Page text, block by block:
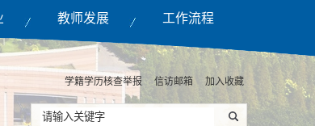
教师发展 工作流程
学籍学历核查举报 信访邮箱 加入收藏